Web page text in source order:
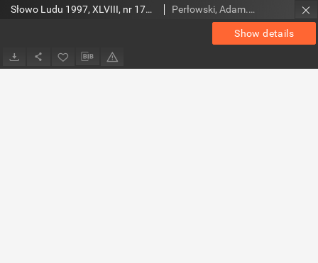
Show details
Słowo Ludu 1997, XLVIII, nr 179 (wydanie A) Perłowski, Adam. Red.